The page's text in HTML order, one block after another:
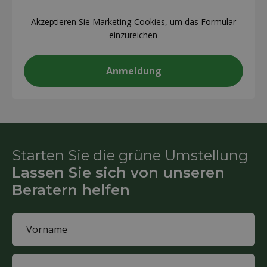
Akzeptieren Sie Marketing-Cookies, um das Formular
einzureichen
Starten Sie die grüne Umstellung
Lassen Sie sich von unseren
Beratern helfen
(Required)
First